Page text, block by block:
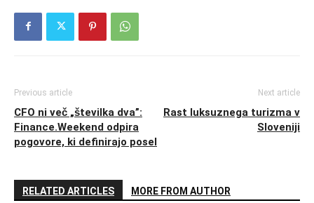
Previous article
CFO ni več „številka dva”:
Finance.Weekend odpira
pogovore, ki definirajo posel
Next article
Rast luksuznega turizma v
Sloveniji
RELATED ARTICLES MORE FROM AUTHOR